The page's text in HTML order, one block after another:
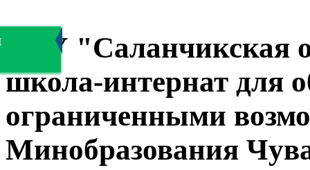
БОУ "Саланчикская
школа-интернат для
ограниченными
Минобразования